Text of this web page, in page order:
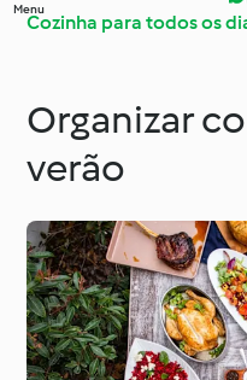
Menu
Cozinha para todos os
Conheça o Cookidoo®
Ingredientes
Dietas e tendências
Organizar
verão